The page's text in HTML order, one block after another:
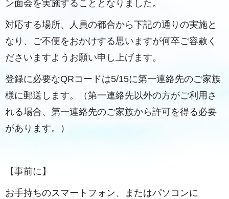
ン面会を実施することとなりました。
対応する場所、人員の都合から下記の通りの実施と
なり、ご不便をおかけする思いますが何卒ご容赦く
ださいますようお願い申し上げます。
登録に必要なQRコードは5/15に第一連絡先のご家族
様に郵送します。（第一連絡先以外の方がご利用さ
れる場合、第一連絡先のご家族から許可を得る必要
があります。）
【事前に】
お手持ちのスマートフォン、またはパソコンに